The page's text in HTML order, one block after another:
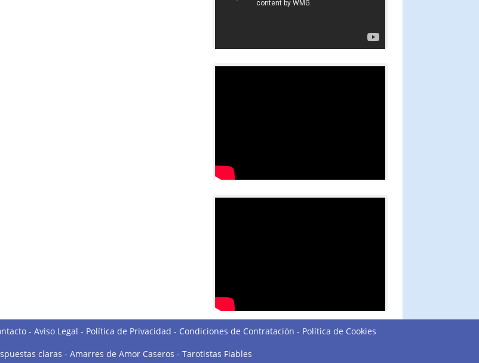
- Aviso Legal - Política de Privacidad - Condiciones de Contratación - Política de Cookies
claras - Amarres de Amor Caseros - Tarotistas Fiables